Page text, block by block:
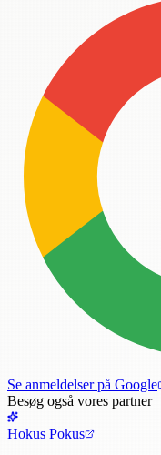
Se anmeldelser på Google
Besøg også vores partner
Hokus Pokus